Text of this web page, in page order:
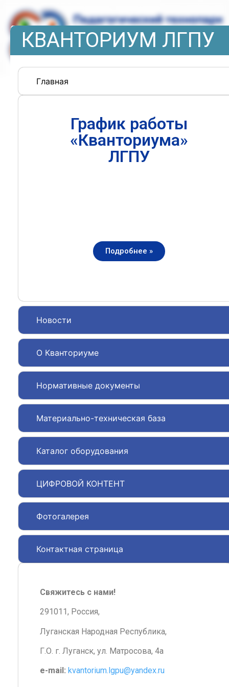
КВАНТОРИУМ ЛГПУ
Главная
Новости
О Кванториуме
Нормативные документы
Материально-техническая база
Каталог оборудования
ЦИФРОВОЙ КОНТЕНТ
Фотогалерея
Контактная страница
График работы
«Кванториума»
ЛГПУ
Подробнее »
Свяжитесь с нами!
291011, Россия,
Луганская Народная Республика,
Г.О. г. Луганск, ул. Матросова, 4а
e-mail: kvantorium.lgpu@yandex.ru